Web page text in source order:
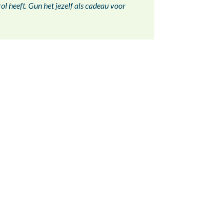
heeft. Gun het jezelf als cadeau voor